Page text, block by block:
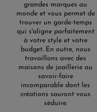
grandes marques au
monde et vous permet de
trouver un garde-temps
qui s'aligne parfaitement
à votre style et votre
budget. En outre, nous
travaillons avec des
maisons de joaillerie au
savoir-faire
incomparable dont les
créations sauront vous
séduire.